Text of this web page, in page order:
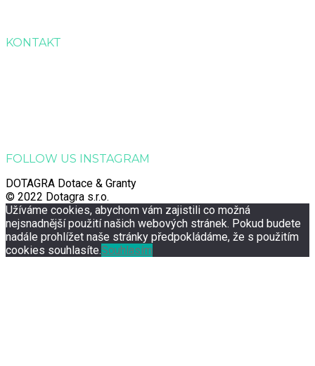
KONTAKT
FOLLOW US INSTAGRAM
DOTAGRA Dotace & Granty
© 2022 Dotagra s.r.o.
Užíváme cookies, abychom vám zajistili co možná
nejsnadnější použití našich webových stránek. Pokud budete
nadále prohlížet naše stránky předpokládáme, že s použitím
cookies souhlasíte.Souhlasím